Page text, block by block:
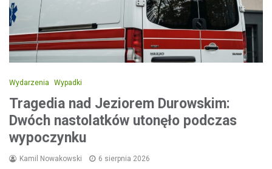
Wydarzenia Wypadki
Tragedia nad Jeziorem Durowskim:
Dwóch nastolatków utonęło podczas
wypoczynku
Kamil Nowakowski 6 sierpnia 2026